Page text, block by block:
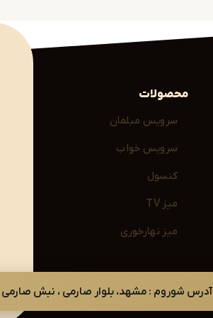
محصولات
سرویس مبلمان
سرویس خواب
کنسول
میز TV
میز نهارخوری
آدرس شوروم : مشهد، بلوار صارمی ، نبش صارمی 49 ( با هماهنگی قبلی )